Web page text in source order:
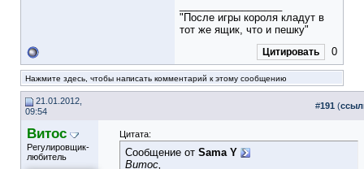
"После игры короля кладут в
тот же ящик, что и пешку"
Цитировать 0
Нажмите здесь, чтобы написать комментарий к этому сообщению
21.01.2012,
09:54
#191 (
Витос
Регулировщик-
любитель
Цитата:
Сообщение от Sama Y
Витос,